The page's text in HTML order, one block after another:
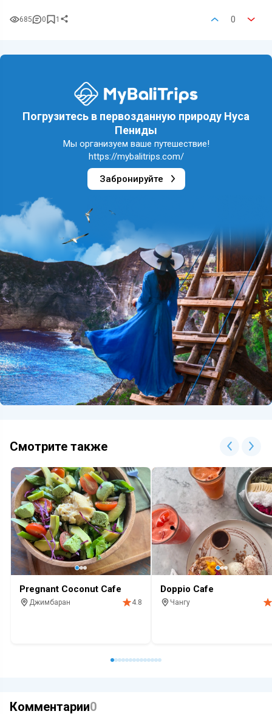
685 0 1 0
Погрузитесь в первозданную природу Нуса
Пениды
Мы организуем ваше путешествие!
https://mybalitrips.com/
Забронируйте
Смотрите также
Pregnant Coconut Cafe
Джимбаран
4.8
Doppio Cafe
Чангу
Комментарии0